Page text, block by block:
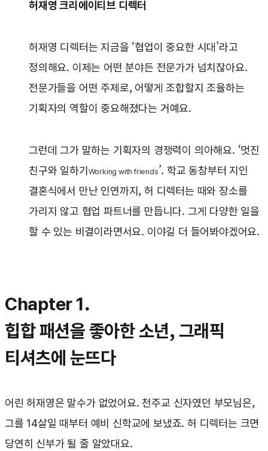
허재영 크리에이티브 디렉터
허재영 디렉터는 지금을 ‘협업이 중요한 시대’라고
정의해요. 이제는 어떤 분야든 전문가가 넘치잖아요.
전문가들을 어떤 주제로, 어떻게 조합할지 조율하는
기획자의 역할이 중요해졌다는 거예요.
그런데 그가 말하는 기획자의 경쟁력이 의아해요. ‘멋진
친구와 일하기 Working with friends’. 학교 동창부터 지인
결혼식에서 만난 인연까지, 허 디렉터는 때와 장소를
가리지 않고 협업 파트너를 만듭니다. 그게 다양한 일을
할 수 있는 비결이라면서요. 이야길 더 들어봐야겠어요.
Chapter 1.
힙합 패션을 좋아한 소년, 그래픽
티셔츠에 눈뜨다
어린 허재영은 말수가 없었어요. 천주교 신자였던 부모님은,
그를 14살일 때부터 예비 신학교에 보냈죠. 허 디렉터는 크면
당연히 신부가 될 줄 알았대요.